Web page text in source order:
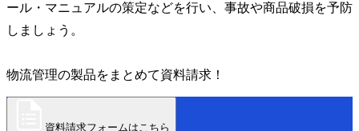
ール・マニュアルの策定などを行い、事故や商品破損を予防
しましょう。
物流管理の製品をまとめて資料請求！
資料請求フォームはこちら